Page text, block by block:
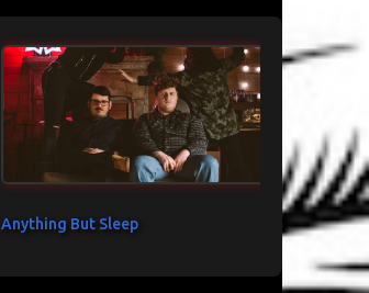
Anything But Sleep